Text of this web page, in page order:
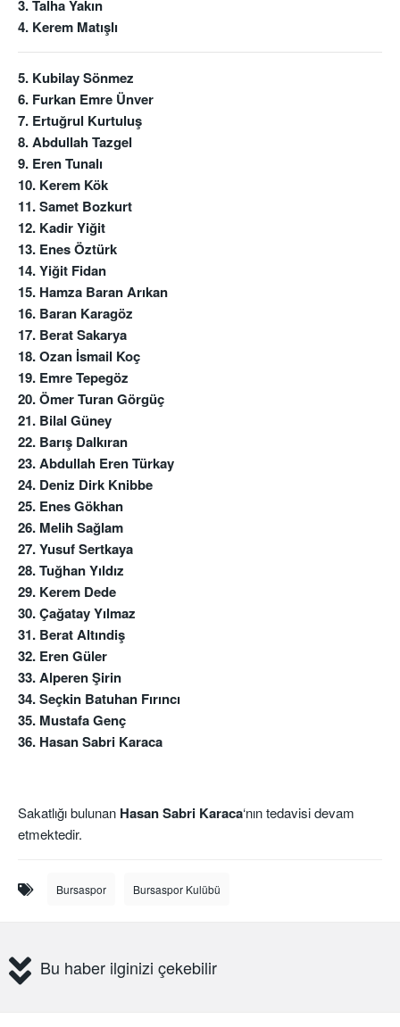
3. Talha Yakın
4. Kerem Matışlı
5. Kubilay Sönmez
6. Furkan Emre Ünver
7. Ertuğrul Kurtuluş
8. Abdullah Tazgel
9. Eren Tunalı
10. Kerem Kök
11. Samet Bozkurt
12. Kadir Yiğit
13. Enes Öztürk
14. Yiğit Fidan
15. Hamza Baran Arıkan
16. Baran Karagöz
17. Berat Sakarya
18. Ozan İsmail Koç
19. Emre Tepegöz
20. Ömer Turan Görgüç
21. Bilal Güney
22. Barış Dalkıran
23. Abdullah Eren Türkay
24. Deniz Dirk Knibbe
25. Enes Gökhan
26. Melih Sağlam
27. Yusuf Sertkaya
28. Tuğhan Yıldız
29. Kerem Dede
30. Çağatay Yılmaz
31. Berat Altındiş
32. Eren Güler
33. Alperen Şirin
34. Seçkin Batuhan Fırıncı
35. Mustafa Genç
36. Hasan Sabri Karaca
Sakatlığı bulunan Hasan Sabri Karaca‘nın tedavisi devam
etmektedir.
Bursaspor Bursaspor Kulübü
Bu haber ilginizi çekebilir